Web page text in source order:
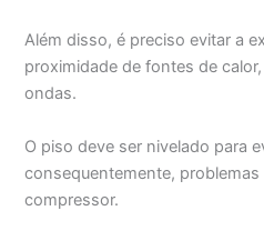
Além disso, é preciso evitar a
proximidade de fontes de
ondas.
O piso deve ser nivelado para
consequentemente,
compressor.